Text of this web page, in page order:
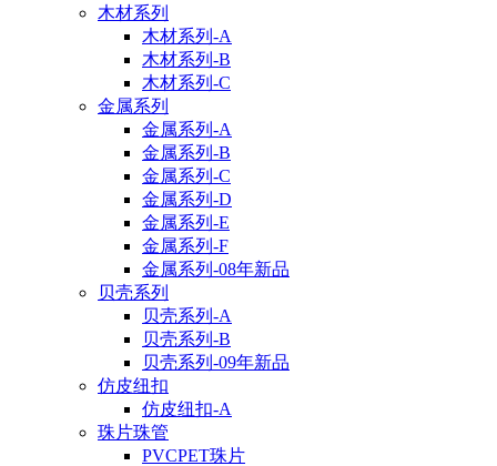
木材系列
木材系列-A
木材系列-B
木材系列-C
金属系列
金属系列-A
金属系列-B
金属系列-C
金属系列-D
金属系列-E
金属系列-F
金属系列-08年新品
贝壳系列
贝壳系列-A
贝壳系列-B
贝壳系列-09年新品
仿皮纽扣
仿皮纽扣-A
珠片珠管
PVCPET珠片